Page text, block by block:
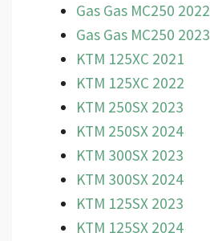
Gas Gas MC250 2022
Gas Gas MC250 2023
KTM 125XC 2021
KTM 125XC 2022
KTM 250SX 2023
KTM 250SX 2024
KTM 300SX 2023
KTM 300SX 2024
KTM 125SX 2023
KTM 125SX 2024